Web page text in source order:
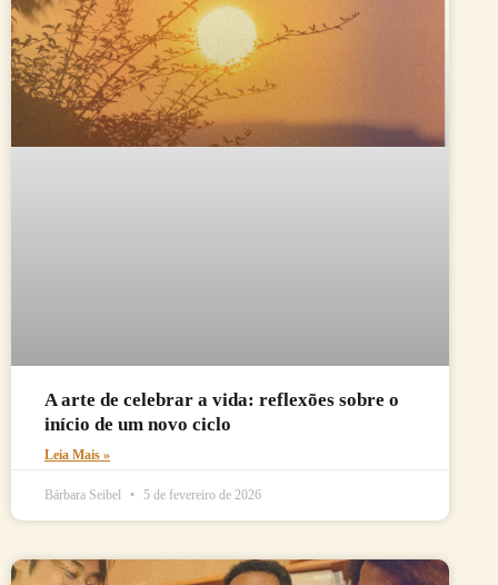
A arte de celebrar a vida: reflexões sobre o
início de um novo ciclo
Leia Mais »
Bárbara Seibel 5 de fevereiro de 2026